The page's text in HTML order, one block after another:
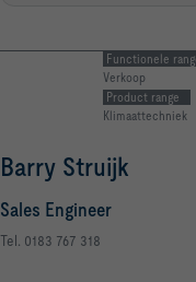
Functionele
Verkoop
Product range
Klimaattechniek
Barry Struijk
Sales Engineer
Tel. 0183 767 318